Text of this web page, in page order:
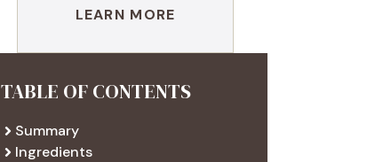
LEARN MORE
TABLE OF CONTENTS
Summary
Ingredients